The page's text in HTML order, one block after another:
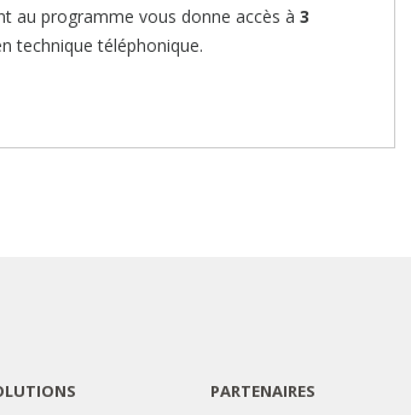
au programme vous donne accès à 3
technique téléphonique.
PARTENAIRES